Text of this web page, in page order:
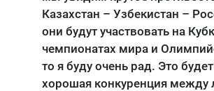
Казахстан – Узбекистан –
они будут участвовать на
чемпионатах мира и
то я буду очень рад. Это
хорошая конкуренция между